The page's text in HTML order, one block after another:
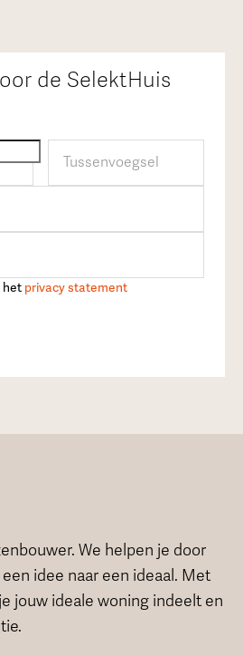
de SelektHuis
het privacy statement
We helpen je door
idee naar een ideaal. Met
jouw ideale woning indeelt en